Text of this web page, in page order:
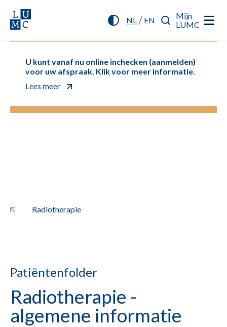
NL/ EN
Mijn
LUMC
U kunt vanaf nu online inchecken (aanmelden)
voor uw afspraak. Klik voor meer informatie.
Lees meer
Radiotherapie
Patiëntenfolder
Radiotherapie -
algemene informatie